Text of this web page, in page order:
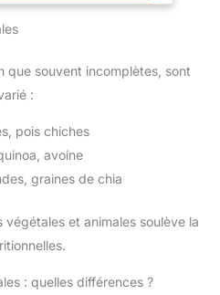
que souvent incomplètes, sont
:
pois chiches
avoine
graines de chia
et animales soulève la
: quelles différences ?